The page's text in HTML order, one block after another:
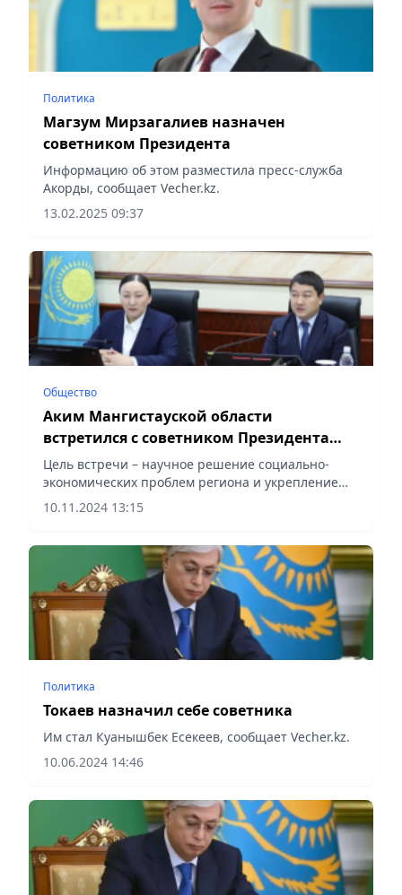
Политика
Магзум Мирзагалиев назначен
советником Президента
Информацию об этом разместила пресс-служба
Акорды, сообщает Vecher.kz.
13.02.2025 09:37
Общество
Аким Мангистауской области
встретился с советником Президента
Казахстана
Цель встречи – научное решение социально-
экономических проблем региона и укрепление
взаимного сотрудничества по разработке
совместных проектов, сообщает Vecher.kz.
10.11.2024 13:15
Политика
Токаев назначил себе советника
Им стал Куанышбек Есекеев, сообщает Vecher.kz.
10.06.2024 14:46